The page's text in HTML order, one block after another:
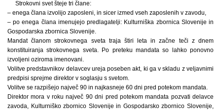
Strokovni svet šteje tri člane:
– enega člana izvolijo zaposleni, in sicer izmed vseh zaposlenih v zavodu,
– po enega člana imenujejo predlagatelji: Kulturniška zbornica Slovenije in
Gospodarska zbornica Slovenije.
Mandat članom strokovnega sveta traja štiri leta in začne teči z dnem
konstituiranja strokovnega sveta. Po preteku mandata so lahko ponovno
izvoljeni oziroma imenovani.
Volitve predstavnikov delavcev ureja poseben akt, ki ga v skladu z veljavnimi
predpisi sprejme direktor v soglasju s svetom.
Volitve se razpišejo največ 90 in najkasneje 60 dni pred potekom mandata.
Direktor mora v roku največ 90 dni pred potekom mandata pozvati delavce
zavoda, Kulturniško zbornico Slovenije in Gospodarsko zbornico Slovenije,